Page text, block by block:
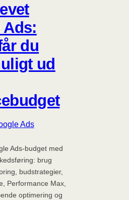
Ads:
du
ud
Ads
Ads-budget med
brug
budstrategier,
Performance Max,
optimering og